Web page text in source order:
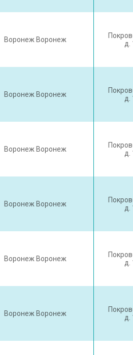
Воронеж Воронеж
д.
Воронеж Воронеж
д.
Воронеж Воронеж
д.
Воронеж Воронеж
д.
Воронеж Воронеж
д.
Воронеж Воронеж
д.